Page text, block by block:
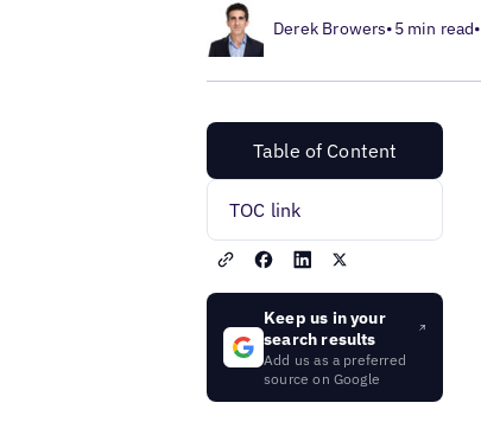
Derek Browers•5 min read•
Table of Content
TOC link
Keep us in your
search results
Add us as a preferred
source on Google